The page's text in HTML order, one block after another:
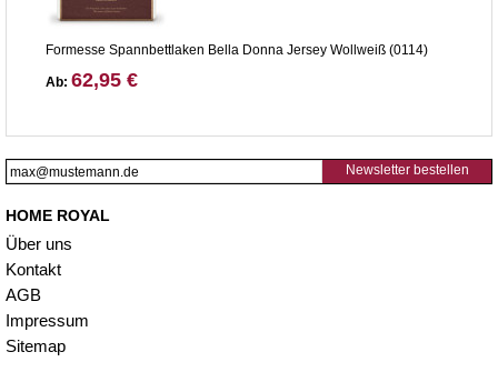
Formesse Spannbettlaken Bella Donna Jersey Wollweiß (0114)
Ab: 62,95 €
Newsletter bestellen
HOME ROYAL
Über uns
Kontakt
AGB
Impressum
Sitemap